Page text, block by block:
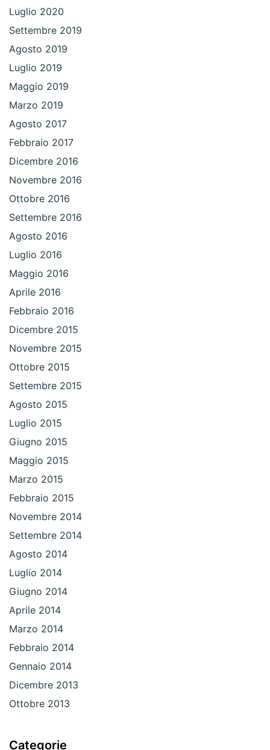
Luglio 2020
Settembre 2019
Agosto 2019
Luglio 2019
Maggio 2019
Marzo 2019
Agosto 2017
Febbraio 2017
Dicembre 2016
Novembre 2016
Ottobre 2016
Settembre 2016
Agosto 2016
Luglio 2016
Maggio 2016
Aprile 2016
Febbraio 2016
Dicembre 2015
Novembre 2015
Ottobre 2015
Settembre 2015
Agosto 2015
Luglio 2015
Giugno 2015
Maggio 2015
Marzo 2015
Febbraio 2015
Novembre 2014
Settembre 2014
Agosto 2014
Luglio 2014
Giugno 2014
Aprile 2014
Marzo 2014
Febbraio 2014
Gennaio 2014
Dicembre 2013
Ottobre 2013
Categorie